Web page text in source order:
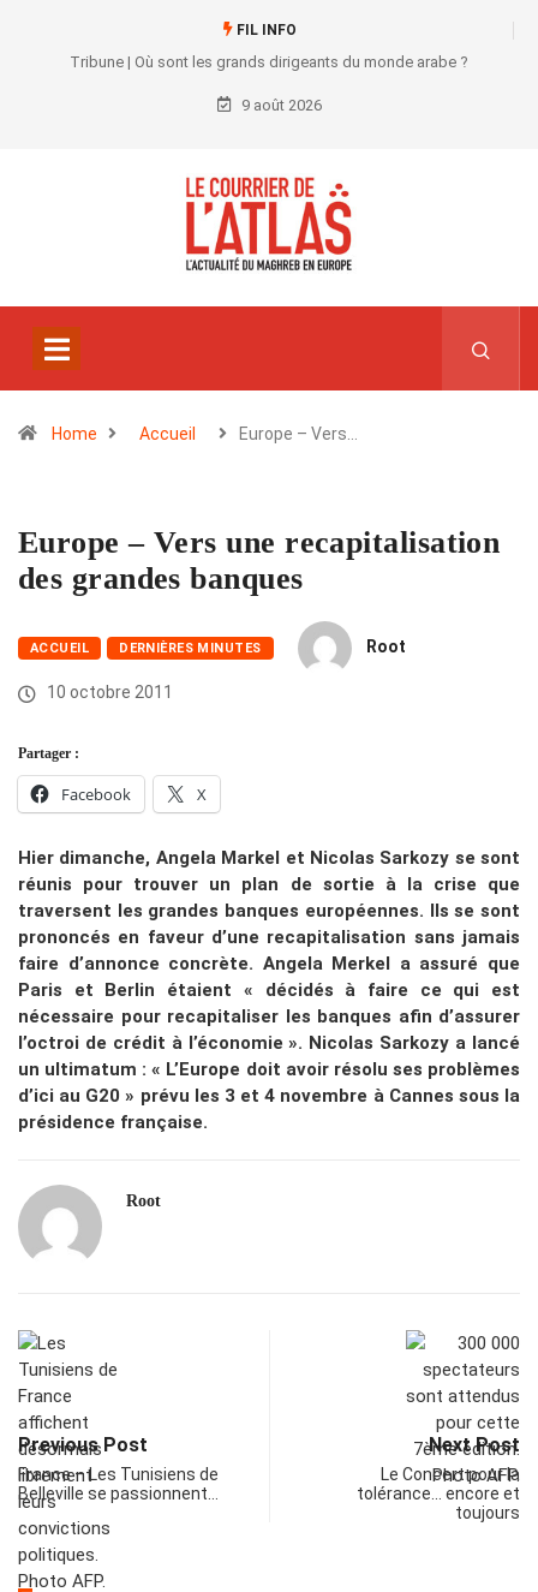
FIL INFO
Tribune | Où sont les grands dirigeants du monde arabe ?
9 août 2026
Home Accueil Europe – Vers…
Europe – Vers une recapitalisation
des grandes banques
ACCUEIL DERNIÈRES MINUTES Root
10 octobre 2011
Partager :
Facebook X
Hier dimanche, Angela Markel et Nicolas Sarkozy se sont
réunis pour trouver un plan de sortie à la crise que
traversent les grandes banques européennes. Ils se sont
prononcés en faveur d’une recapitalisation sans jamais
faire d’annonce concrète. Angela Merkel a assuré que
Paris et Berlin étaient « décidés à faire ce qui est
nécessaire pour recapitaliser les banques afin d’assurer
l’octroi de crédit à l’économie ». Nicolas Sarkozy a lancé
un ultimatum : « L’Europe doit avoir résolu ses problèmes
d’ici au G20 » prévu les 3 et 4 novembre à Cannes sous la
présidence française.
Root
Previous Post
France – Les Tunisiens de
Belleville se passionnent…
Next Post
Le Concert pour la
tolérance… encore et
toujours